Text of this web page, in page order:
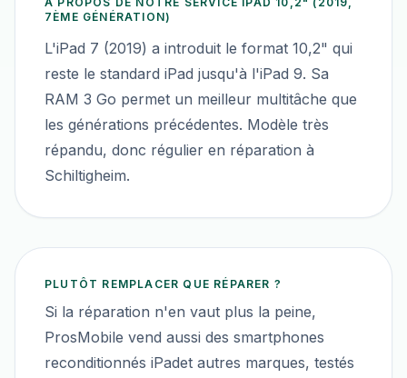
7ÈME GÉNÉRATION)
L'iPad 7 (2019) a introduit le format 10,2" qui
reste le standard iPad jusqu'à l'iPad 9. Sa
RAM 3 Go permet un meilleur multitâche que
les générations précédentes. Modèle très
répandu, donc régulier en réparation à
Schiltigheim.
PLUTÔT REMPLACER QUE RÉPARER ?
Si la réparation n'en vaut plus la peine,
ProsMobile vend aussi des smartphones
reconditionnés iPadet autres marques, testés